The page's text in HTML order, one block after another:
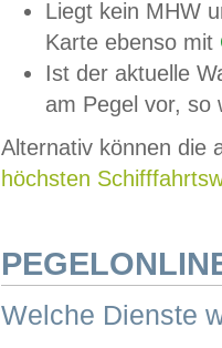
Liegt kein MHW
Karte ebenso mit
Ist der aktuelle
am Pegel vor,
Alternativ können die
höchsten
Welche Dienste